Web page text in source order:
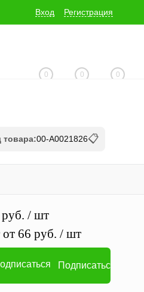
Вход Регистрация
0 0 0
товара:00-А0021826📋
/ шт
66 руб. / шт
Подписаться